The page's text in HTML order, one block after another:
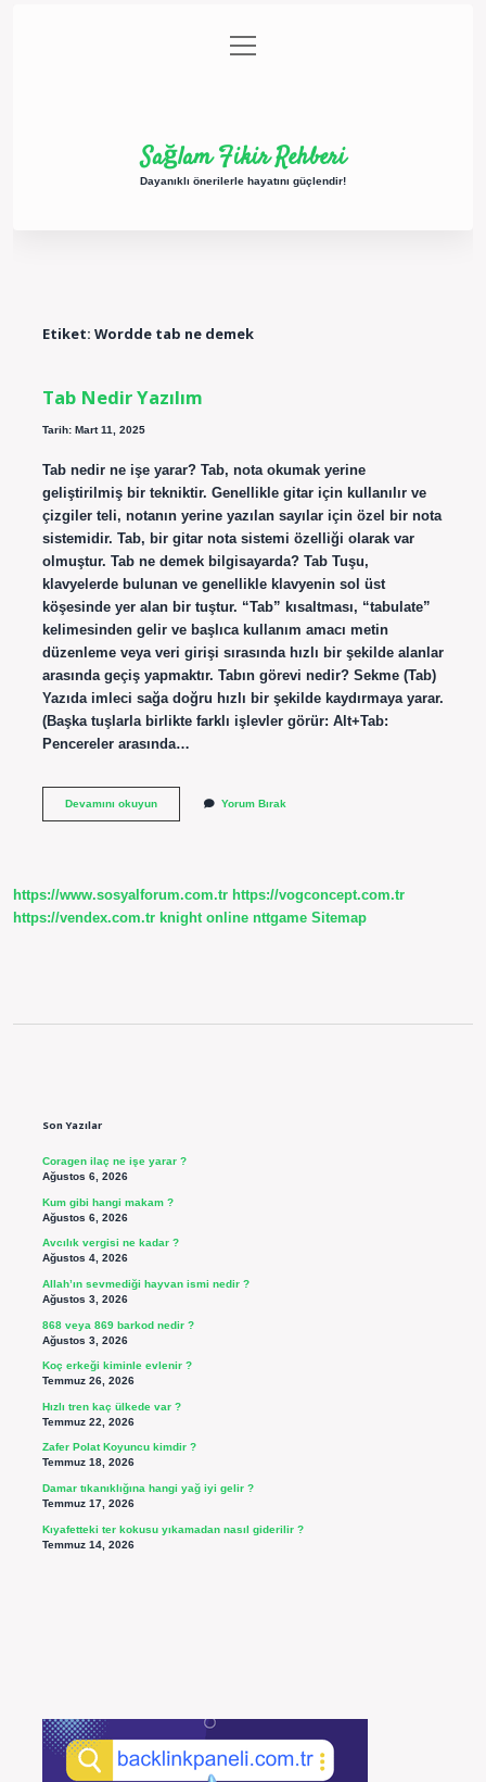
Gizlilik Politikası
menüyü
aç
Sağlam Fikir Rehberi
Dayanıklı önerilerle hayatını güçlendir!
Etiket: Wordde tab ne demek
Tab Nedir Yazılım
Tarih: Mart 11, 2025
Tab nedir ne işe yarar? Tab, nota okumak yerine
geliştirilmiş bir tekniktir. Genellikle gitar için kullanılır ve
çizgiler teli, notanın yerine yazılan sayılar için özel bir nota
sistemidir. Tab, bir gitar nota sistemi özelliği olarak var
olmuştur. Tab ne demek bilgisayarda? Tab Tuşu,
klavyelerde bulunan ve genellikle klavyenin sol üst
köşesinde yer alan bir tuştur. “Tab” kısaltması, “tabulate”
kelimesinden gelir ve başlıca kullanım amacı metin
düzenleme veya veri girişi sırasında hızlı bir şekilde alanlar
arasında geçiş yapmaktır. Tabın görevi nedir? Sekme (Tab)
Yazıda imleci sağa doğru hızlı bir şekilde kaydırmaya yarar.
(Başka tuşlarla birlikte farklı işlevler görür: Alt+Tab:
Pencereler arasında…
Devamını okuyunTab
Yorum Bırak
https://www.sosyalforum.com.tr https://vogconcept.com.tr
https://vendex.com.tr knight online nttgame Sitemap
Son Yazılar
Coragen ilaç ne işe yarar ?
Ağustos 6, 2026
Kum gibi hangi makam ?
Ağustos 6, 2026
Avcılık vergisi ne kadar ?
Ağustos 4, 2026
Allah’ın sevmediği hayvan ismi nedir ?
Ağustos 3, 2026
868 veya 869 barkod nedir ?
Ağustos 3, 2026
Koç erkeği kiminle evlenir ?
Temmuz 26, 2026
Hızlı tren kaç ülkede var ?
Temmuz 22, 2026
Zafer Polat Koyuncu kimdir ?
Temmuz 18, 2026
Damar tıkanıklığına hangi yağ iyi gelir ?
Temmuz 17, 2026
Kıyafetteki ter kokusu yıkamadan nasıl giderilir ?
Temmuz 14, 2026